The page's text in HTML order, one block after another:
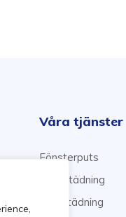
Våra tjänster
Fönsterputs
Hemstädning
Flyttstädning